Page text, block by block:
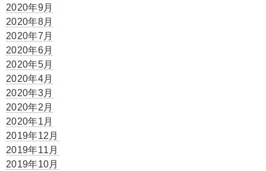
2020年9月
2020年8月
2020年7月
2020年6月
2020年5月
2020年4月
2020年3月
2020年2月
2020年1月
2019年12月
2019年11月
2019年10月